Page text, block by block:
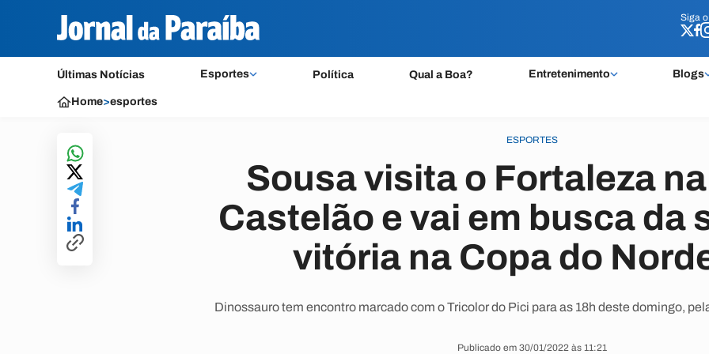
Siga o
Últimas Notícias Esportes Política Qual a Boa? Entretenimento Blogs
Siga o
Home>esportes
ESPORTES
Sousa visita o Fortaleza
Castelão e vai em busca da
vitória na Copa do
Dinossauro tem encontro marcado com o Tricolor do Pici para as 18h deste domingo,
Publicado em 30/01/2022 às 11:21